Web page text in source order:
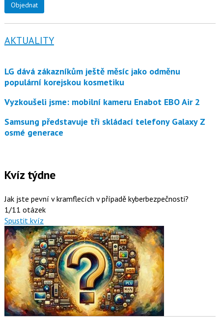
Objednat
AKTUALITY
LG dává zákazníkům ještě měsíc jako odměnu
populární korejskou kosmetiku
Vyzkoušeli jsme: mobilní kameru Enabot EBO Air 2
Samsung představuje tři skládací telefony Galaxy Z
osmé generace
Kvíz týdne
Jak jste pevní v kramflecích v případě kyberbezpečnosti?
1/11 otázek
Spustit kvíz